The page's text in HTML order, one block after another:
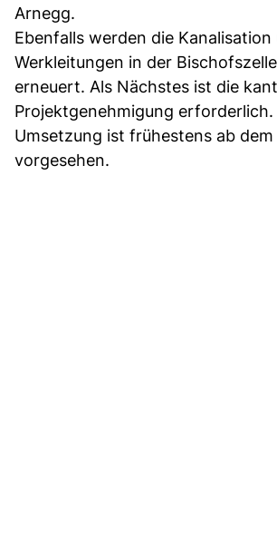
Arnegg.
Ebenfalls werden die Kanalisation
Werkleitungen in der
erneuert. Als Nächstes ist die
Projektgenehmigung erforderlich.
Umsetzung ist frühestens ab
vorgesehen.